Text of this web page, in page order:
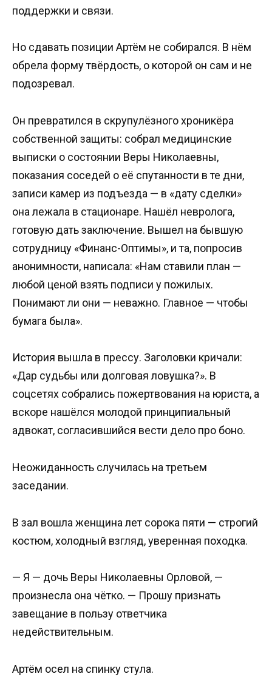
поддержки и связи.
Но сдавать позиции Артём не собирался. В нём
обрела форму твёрдость, о которой он сам и не
подозревал.
Он превратился в скрупулёзного хроникёра
собственной защиты: собрал медицинские
выписки о состоянии Веры Николаевны,
показания соседей о её спутанности в те дни,
записи камер из подъезда — в «дату сделки»
она лежала в стационаре. Нашёл невролога,
готовую дать заключение. Вышел на бывшую
сотрудницу «Финанс-Оптимы», и та, попросив
анонимности, написала: «Нам ставили план —
любой ценой взять подписи у пожилых.
Понимают ли они — неважно. Главное — чтобы
бумага была».
История вышла в прессу. Заголовки кричали:
«Дар судьбы или долговая ловушка?». В
соцсетях собрались пожертвования на юриста, а
вскоре нашёлся молодой принципиальный
адвокат, согласившийся вести дело про боно.
Неожиданность случилась на третьем
заседании.
В зал вошла женщина лет сорока пяти — строгий
костюм, холодный взгляд, уверенная походка.
— Я — дочь Веры Николаевны Орловой, —
произнесла она чётко. — Прошу признать
завещание в пользу ответчика
недействительным.
Артём осел на спинку стула.